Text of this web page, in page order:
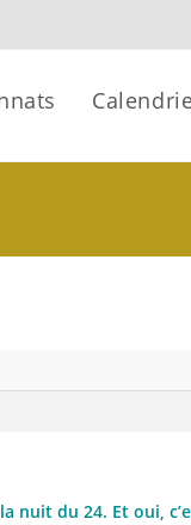
nuit du 24. Et oui,